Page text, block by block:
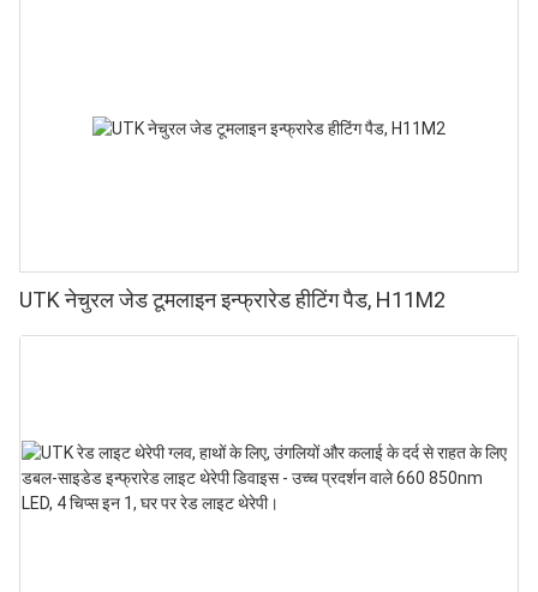
UTK नेचुरल जेड टूमलाइन इन्फ्रारेड हीटिंग पैड, H11M2